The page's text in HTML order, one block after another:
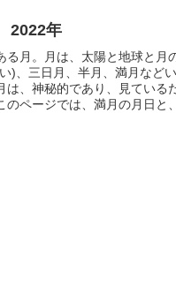
2022年
る月。月は、太陽と地球と月
)、三日月、半月、満月など
は、神秘的であり、見ている
のページでは、満月の月日と